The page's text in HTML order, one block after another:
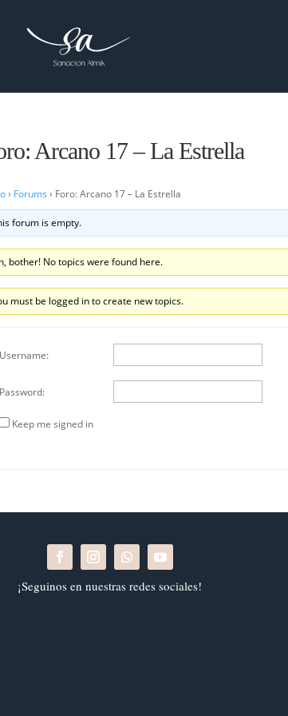
Arcano 17 – La Estrella
› Forums › Foro: Arcano 17 – La Estrella
forum is empty.
bother! No topics were found here.
must be logged in to create new topics.
Username:
Password:
Keep me signed in
¡Seguinos en nuestras redes sociales!